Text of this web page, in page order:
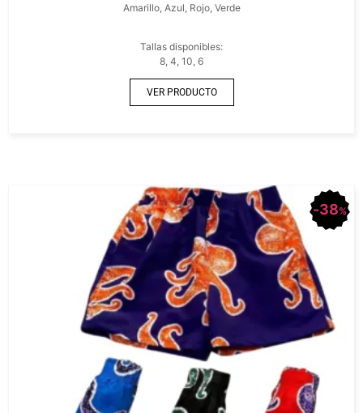
Amarillo, Azul, Rojo, Verde
Tallas disponibles:
8, 4, 10, 6
VER PRODUCTO
38%